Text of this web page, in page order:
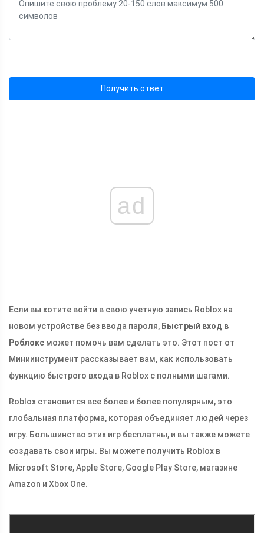
Получить ответ
ad
Если вы хотите войти в свою учетную запись Roblox на
новом устройстве без ввода пароля, Быстрый вход в
Роблокс может помочь вам сделать это. Этот пост от
Миниинструмент рассказывает вам, как использовать
функцию быстрого входа в Roblox с полными шагами.
Roblox становится все более и более популярным, это
глобальная платформа, которая объединяет людей через
игру. Большинство этих игр бесплатны, и вы также можете
создавать свои игры. Вы можете получить Roblox в
Microsoft Store, Apple Store, Google Play Store, магазине
Amazon и Xbox One.